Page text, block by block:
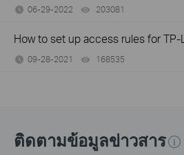
06-29-2022 203081
How to set up access rules for TP-
09-28-2021 168535
ติดตามข้อมูลข่าวสาร